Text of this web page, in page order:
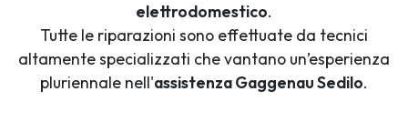
elettrodomestico.
Tutte le riparazioni sono effettuate da tecnici
altamente specializzati che vantano un’esperienza
pluriennale nell'assistenza Gaggenau Sedilo.